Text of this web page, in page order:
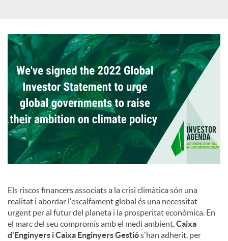
Els riscos financers associats a la crisi climàtica són una
realitat i abordar l'escalfament global és una necessitat
urgent per al futur del planeta i la prosperitat econòmica. En
el marc del seu compromís amb el medi ambient, Caixa
d'Enginyers i Caixa Enginyers Gestiós'han adherit, per